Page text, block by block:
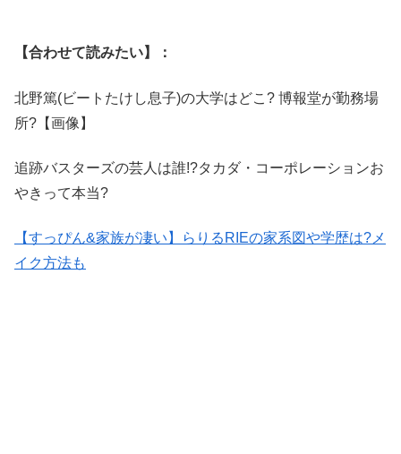
【合わせて読みたい】：
北野篤(ビートたけし息子)の大学はどこ? 博報堂が勤務場
所?【画像】
追跡バスターズの芸人は誰!?タカダ・コーポレーションお
やきって本当?
【すっぴん&家族が凄い】らりるRIEの家系図や学歴は?メ
イク方法も